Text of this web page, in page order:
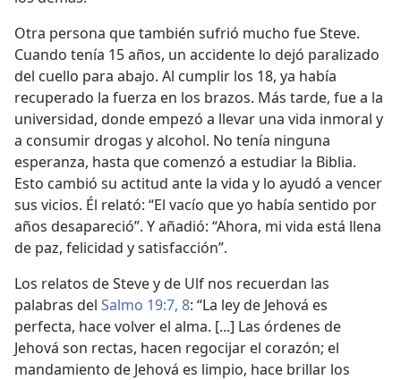
Otra persona que también sufrió mucho fue Steve.
Cuando tenía 15 años, un accidente lo dejó paralizado
del cuello para abajo. Al cumplir los 18, ya había
recuperado la fuerza en los brazos. Más tarde, fue a la
universidad, donde empezó a llevar una vida inmoral y
a consumir drogas y alcohol. No tenía ninguna
esperanza, hasta que comenzó a estudiar la Biblia.
Esto cambió su actitud ante la vida y lo ayudó a vencer
sus vicios. Él relató: “El vacío que yo había sentido por
años desapareció”. Y añadió: “Ahora, mi vida está llena
de paz, felicidad y satisfacción”.
Los relatos de Steve y de Ulf nos recuerdan las
palabras del Salmo 19:7, 8: “La ley de Jehová es
perfecta, hace volver el alma. [...] Las órdenes de
Jehová son rectas, hacen regocijar el corazón; el
mandamiento de Jehová es limpio, hace brillar los